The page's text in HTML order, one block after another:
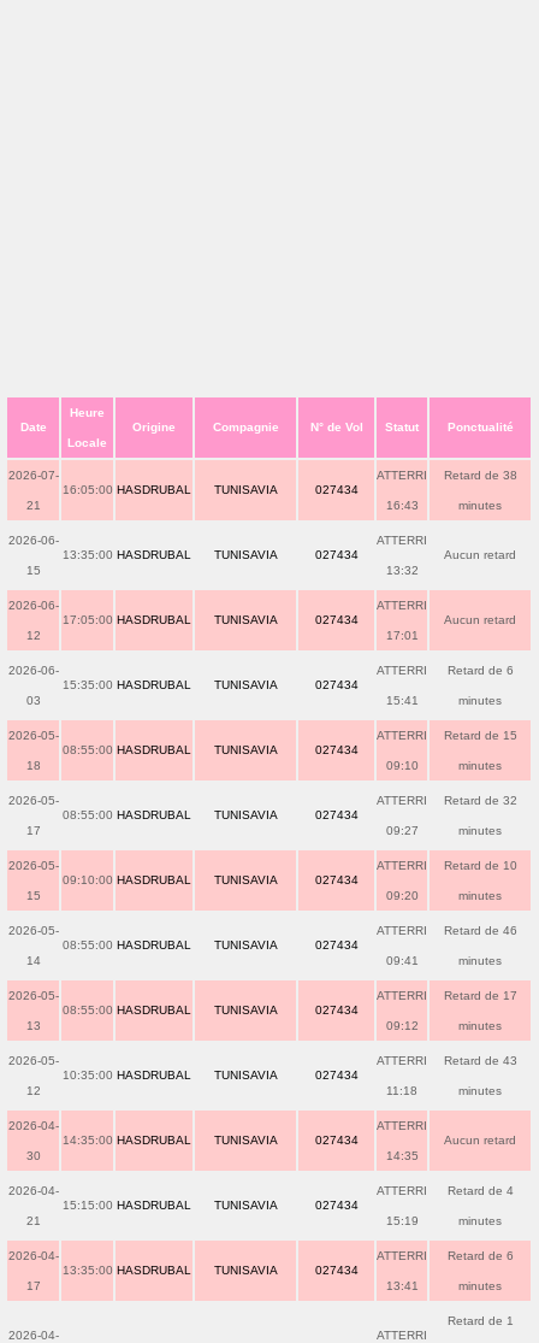
Date
Heure
Locale
Origine Compagnie N° de Vol Statut Ponctualité
2026-07-
21
16:05:00 HASDRUBAL TUNISAVIA 027434
ATTERRI
16:43
Retard de 38
minutes
2026-06-
15
13:35:00 HASDRUBAL TUNISAVIA 027434
ATTERRI
13:32
Aucun retard
2026-06-
12
17:05:00 HASDRUBAL TUNISAVIA 027434
ATTERRI
17:01
Aucun retard
2026-06-
03
15:35:00 HASDRUBAL TUNISAVIA 027434
ATTERRI
15:41
Retard de 6
minutes
2026-05-
18
08:55:00 HASDRUBAL TUNISAVIA 027434
ATTERRI
09:10
Retard de 15
minutes
2026-05-
17
08:55:00 HASDRUBAL TUNISAVIA 027434
ATTERRI
09:27
Retard de 32
minutes
2026-05-
15
09:10:00 HASDRUBAL TUNISAVIA 027434
ATTERRI
09:20
Retard de 10
minutes
2026-05-
14
08:55:00 HASDRUBAL TUNISAVIA 027434
ATTERRI
09:41
Retard de 46
minutes
2026-05-
13
08:55:00 HASDRUBAL TUNISAVIA 027434
ATTERRI
09:12
Retard de 17
minutes
2026-05-
12
10:35:00 HASDRUBAL TUNISAVIA 027434
ATTERRI
11:18
Retard de 43
minutes
2026-04-
30
14:35:00 HASDRUBAL TUNISAVIA 027434
ATTERRI
14:35
Aucun retard
2026-04-
21
15:15:00 HASDRUBAL TUNISAVIA 027434
ATTERRI
15:19
Retard de 4
minutes
2026-04-
17
13:35:00 HASDRUBAL TUNISAVIA 027434
ATTERRI
13:41
Retard de 6
minutes
2026-04- ATTERRI
Retard de 1